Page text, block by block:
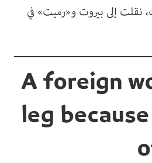
نقلت إلى بيروت و«رميت» في
A foreign
leg